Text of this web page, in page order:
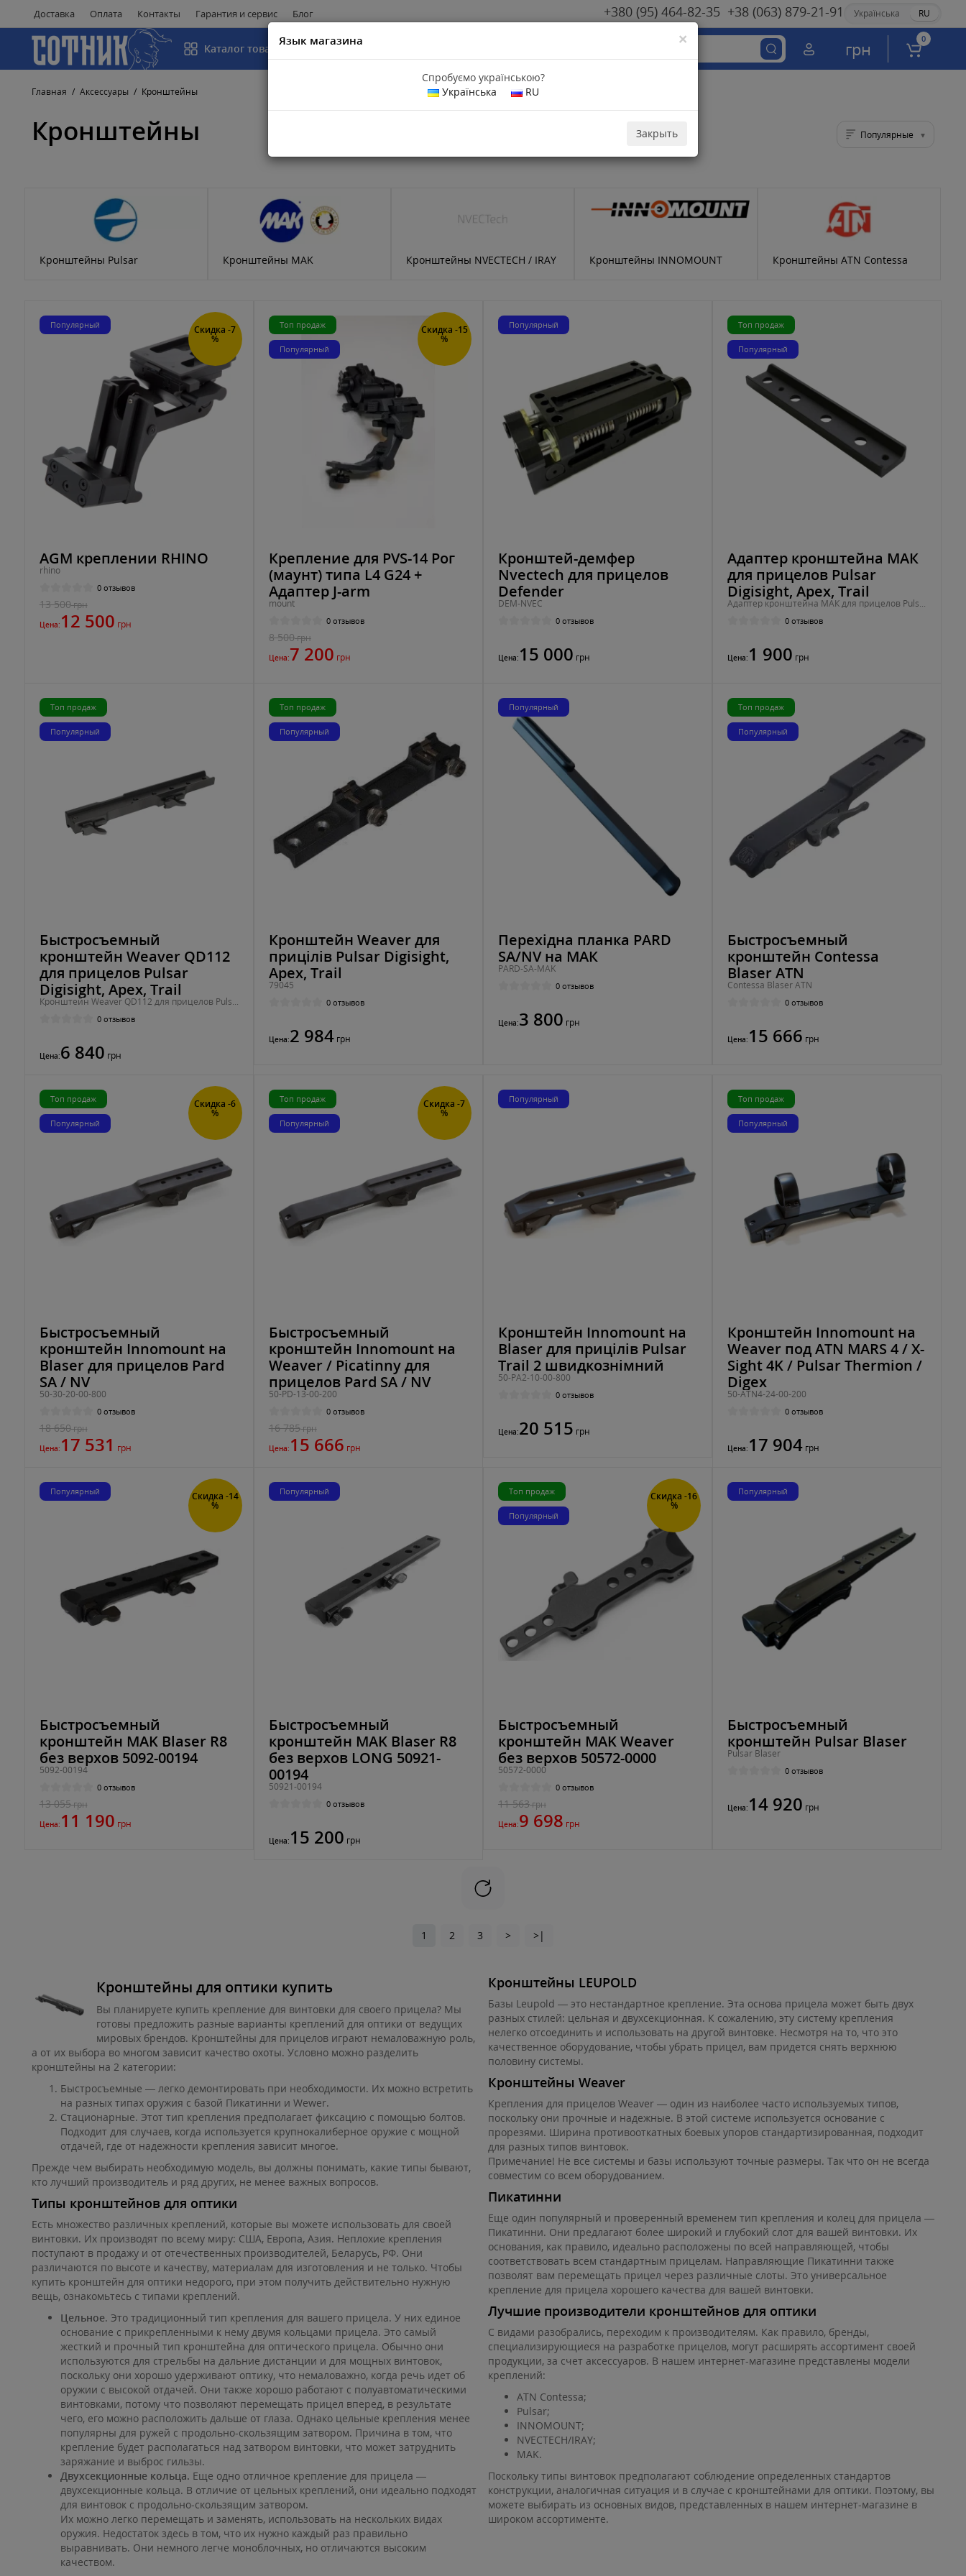
Доставка Оплата Контакты Гарантия и сервис Блог Українська RU
+380 (95) 464-82-35 +38 (063) 879-21-91
Каталог товаров грн 0
Главная Аксессуары Кронштейны
×
Язык магазина
Спробуємо українською?
Українська
RU
Закрыть
Кронштейны
Кронштейны Pulsar Кронштейны MAK Кронштейны NVECTECH / IRAY Кронштейны INNOMOUNT Кронштейны ATN Contessa
Популярные
Скидка -7
%
Популярный
AGM креплении RHINO
rhino
0 отзывов
13 500грн
Цена: 12 500 грн
Скидка -15
%
Топ продаж
Популярный
Крепление для PVS-14 Рог
(маунт) типа L4 G24 +
Адаптер J-arm
mount
0 отзывов
8 500грн
Цена:7 200 грн
Популярный
Кронштей-демфер
Nvectech для прицелов
Defender
DEM-NVEC
0 отзывов
Цена: 15 000 грн
Топ продаж
Популярный
Адаптер кронштейна МАК
для прицелов Pulsar
Digisight, Apex, Trail
Адаптер кронштейна МАК для прицелов Pulsar Digisight, Apex
0 отзывов
Цена: 1 900 грн
Топ продаж
Популярный
Быстросъемный
кронштейн Weaver QD112
для прицелов Pulsar
Digisight, Apex, Trail
Кронштейн Weaver QD112 для прицелов Pulsar Digisight, Apex
0 отзывов
Цена:6 840 грн
Топ продаж
Популярный
Кронштейн Weaver для
прицілів Pulsar Digisight,
Apex, Trail
79045
0 отзывов
Цена:2 984грн
Популярный
Перехідна планка PARD
SA/NV на МАК
PARD-SA-MAK
0 отзывов
Цена:3 800 грн
Топ продаж
Популярный
Быстросъемный
кронштейн Contessa
Blaser ATN
Contessa Blaser ATN
0 отзывов
Цена: 15 666 грн
Скидка -6
%
Топ продаж
Популярный
Быстросъемный
кронштейн Innomount на
Blaser для прицелов Pard
SA / NV
50-30-20-00-800
0 отзывов
18 650грн
Цена: 17 531 грн
Скидка -7
%
Топ продаж
Популярный
Быстросъемный
кронштейн Innomount на
Weaver / Picatinny для
прицелов Pard SA / NV
50-PD-13-00-200
0 отзывов
16 785грн
Цена: 15 666 грн
Популярный
Кронштейн Innomount на
Blaser для прицілів Pulsar
Trail 2 швидкознімний
50-PA2-10-00-800
0 отзывов
Цена:20 515 грн
Топ продаж
Популярный
Кронштейн Innomount на
Weaver под ATN MARS 4 / X-
Sight 4K / Pulsar Thermion /
Digex
50-ATN4-24-00-200
0 отзывов
Цена: 17 904 грн
Скидка -14
%
Популярный
Быстросъемный
кронштейн MAK Blaser R8
без верхов 5092-00194
5092-00194
0 отзывов
13 055грн
Цена: 11 190 грн
Популярный
Быстросъемный
кронштейн MAK Blaser R8
без верхов LONG 50921-
00194
50921-00194
0 отзывов
Цена: 15 200 грн
Скидка -16
%
Топ продаж
Популярный
Быстросъемный
кронштейн MAK Weaver
без верхов 50572-0000
50572-0000
0 отзывов
11 563грн
Цена:9 698 грн
Популярный
Быстросъемный
кронштейн Pulsar Blaser
Pulsar Blaser
0 отзывов
Цена: 14 920 грн
1 2 3 > >|
Кронштейны для оптики купить
Вы планируете купить крепление для винтовки для своего прицела? Мы
готовы предложить разные варианты креплений для оптики от ведущих
мировых брендов. Кронштейны для прицелов играют немаловажную роль,
а от их выбора во многом зависит качество охоты. Условно можно разделить
кронштейны на 2 категории:
Быстросъемные — легко демонтировать при необходимости. Их можно встретить
на разных типах оружия с базой Пикатинни и Wewer.
Стационарные. Этот тип крепления предполагает фиксацию с помощью болтов.
Подходит для случаев, когда используется крупнокалиберное оружие с мощной
отдачей, где от надежности крепления зависит многое.
Прежде чем выбирать необходимую модель, вы должны понимать, какие типы бывают,
кто лучший производитель и ряд других, не менее важных вопросов.
Типы кронштейнов для оптики
Есть множество различных креплений, которые вы можете использовать для своей
винтовки. Их производят по всему миру: США, Европа, Азия. Неплохие крепления
поступают в продажу и от отечественных производителей, Беларусь, РФ. Они
различаются по высоте и качеству, материалам для изготовления и не только. Чтобы
купить кронштейн для оптики недорого, при этом получить действительно нужную
вещь, ознакомьтесь с типами креплений.
Цельное. Это традиционный тип крепления для вашего прицела. У них единое
основание с прикрепленными к нему двумя кольцами прицела. Это самый
жесткий и прочный тип кронштейна для оптического прицела. Обычно они
используются для стрельбы на дальние дистанции и для мощных винтовок,
поскольку они хорошо удерживают оптику, что немаловажно, когда речь идет об
оружии с высокой отдачей. Они также хорошо работают с полуавтоматическими
винтовками, потому что позволяют перемещать прицел вперед, в результате
чего, его можно расположить дальше от глаза. Однако цельные крепления менее
популярны для ружей с продольно-скользящим затвором. Причина в том, что
крепление будет располагаться над затвором винтовки, что может затруднить
заряжание и выброс гильзы.
Двухсекционные кольца. Еще одно отличное крепление для прицела —
двухсекционные кольца. В отличие от цельных креплений, они идеально подходят
для винтовок с продольно-скользящим затвором.
Их можно легко перемещать и заменять, использовать на нескольких видах
оружия. Недостаток здесь в том, что их нужно каждый раз правильно
выравнивать. Они немного легче моноблочных, но отличаются высоким
качеством.
Кронштейны LEUPOLD
Базы Leupold — это нестандартное крепление. Эта основа прицела может быть двух
разных стилей: цельная и двухсекционная. К сожалению, эту систему крепления
нелегко отсоединить и использовать на другой винтовке. Несмотря на то, что это
качественное оборудование, чтобы убрать прицел, вам придется снять верхнюю
половину системы.
Кронштейны Weaver
Крепления для прицелов Weaver — один из наиболее часто используемых типов,
поскольку они прочные и надежные. В этой системе используется основание с
прорезями. Ширина противооткатных боевых упоров стандартизированная, подходит
для разных типов винтовок.
Примечание! Не все системы и базы используют точные размеры. Так что он не всегда
совместим со всем оборудованием.
Пикатинни
Еще один популярный и проверенный временем тип крепления и колец для прицела —
Пикатинни. Они предлагают более широкий и глубокий слот для вашей винтовки. Их
основания, как правило, идеально расположены по всей направляющей, чтобы
соответствовать всем стандартным прицелам. Направляющие Пикатинни также
позволят вам перемещать прицел через различные слоты. Это универсальное
крепление для прицела хорошего качества для вашей винтовки.
Лучшие производители кронштейнов для оптики
С видами разобрались, переходим к производителям. Как правило, бренды,
специализирующиеся на разработке прицелов, могут расширять ассортимент своей
продукции, за счет аксессуаров. В нашем интернет-магазине представлены модели
креплений:
ATN Contessa;
Pulsar;
INNOMOUNT;
NVECTECH/IRAY;
MAK.
Поскольку типы винтовок предполагают соблюдение определенных стандартов
конструкции, аналогичная ситуация и в случае с кронштейнами для оптики. Поэтому, вы
можете выбирать из основных видов, представленных в нашем интернет-магазине в
широком ассортименте.